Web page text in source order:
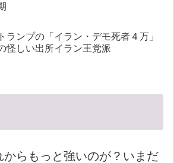
トランプの「イラン・デモ死者４万」
怪しい出所イラン王党派
からもっと強いのが？いまだ